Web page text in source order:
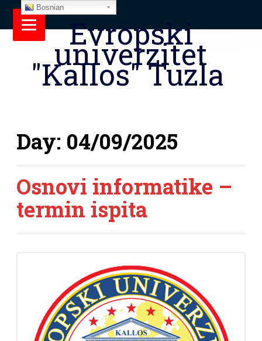
Evropski
univerzitet
"Kallos" Tuzla
Day: 04/09/2025
Osnovi informatike –
termin ispita
Bosnian